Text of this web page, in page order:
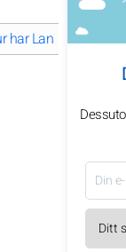
har Lana Del Rey